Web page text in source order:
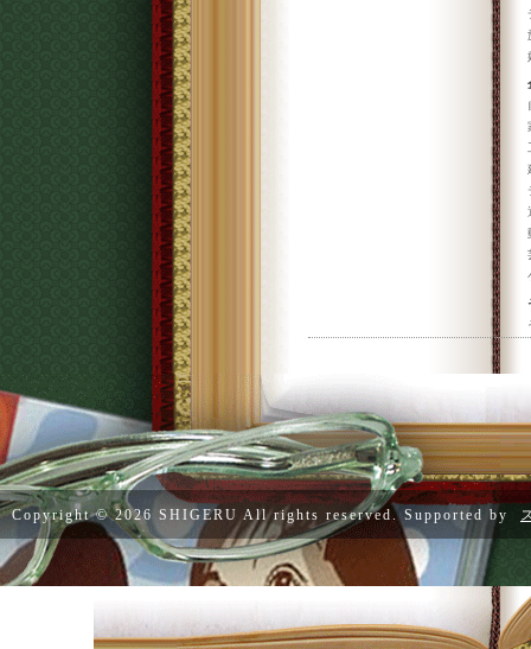
Copyright ©2026 SHIGERU All rights reserved. Supported by